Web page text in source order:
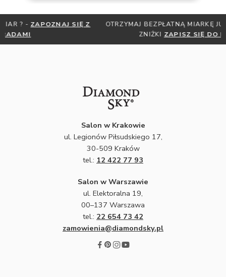
OTRZYMAJ BEZPŁATNĄ MIARKĘ JUBILERSKĄ ORAZ DO 30%
ZAPISZ SIĘ DO NEWSLETTERA
Salon w Krakowie
ul. Legionów Piłsudskiego 17,
30-509 Kraków
tel.: 12 422 77 93
Salon w Warszawie
ul. Elektoralna 19,
00–137 Warszawa
tel.: 22 654 73 42
zamowienia@diamondsky.pl